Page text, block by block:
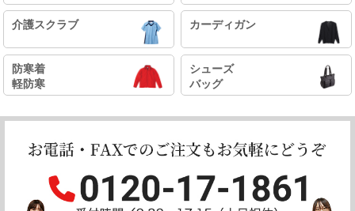
介護スクラブ カーディガン
防寒着
軽防寒
シューズ
バッグ